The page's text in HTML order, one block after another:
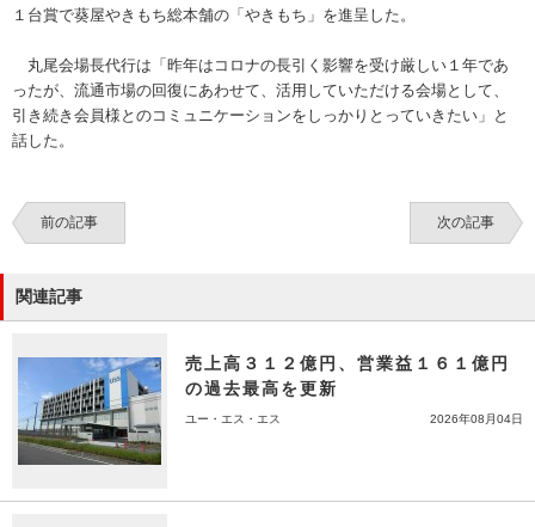
１台賞で葵屋やきもち総本舗の「やきもち」を進呈した。
丸尾会場長代行は「昨年はコロナの長引く影響を受け厳しい１年であ
ったが、流通市場の回復にあわせて、活用していただける会場として、
引き続き会員様とのコミュニケーションをしっかりとっていきたい」と
話した。
前の記事 次の記事
関連記事
売上高３１２億円、営業益１６１億円
の過去最高を更新
ユー・エス・エス 2026年08月04日